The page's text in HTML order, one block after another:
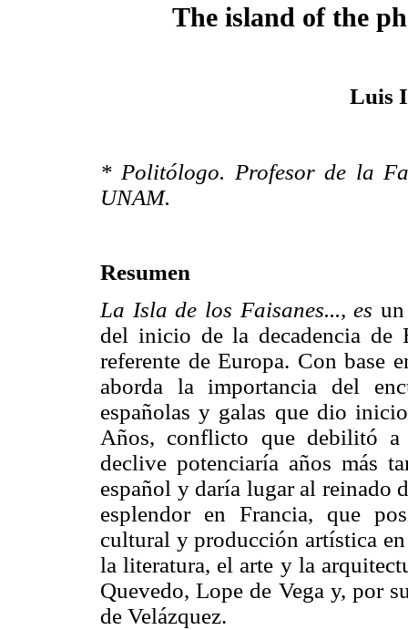
The island of the
Luis
* Politólogo. Profesor de la
UNAM.
Resumen
La Isla de los Faisanes..., es
del inicio de la decadencia de
referente de Europa. Con
aborda la importancia del
españolas y galas que dio
Años, conflicto que debilitó
declive potenciaría años más
español y daría lugar al reinado
esplendor en Francia, que
cultural y producción artística
la literatura, el arte y la
Quevedo, Lope de Vega y, por
de Velázquez.